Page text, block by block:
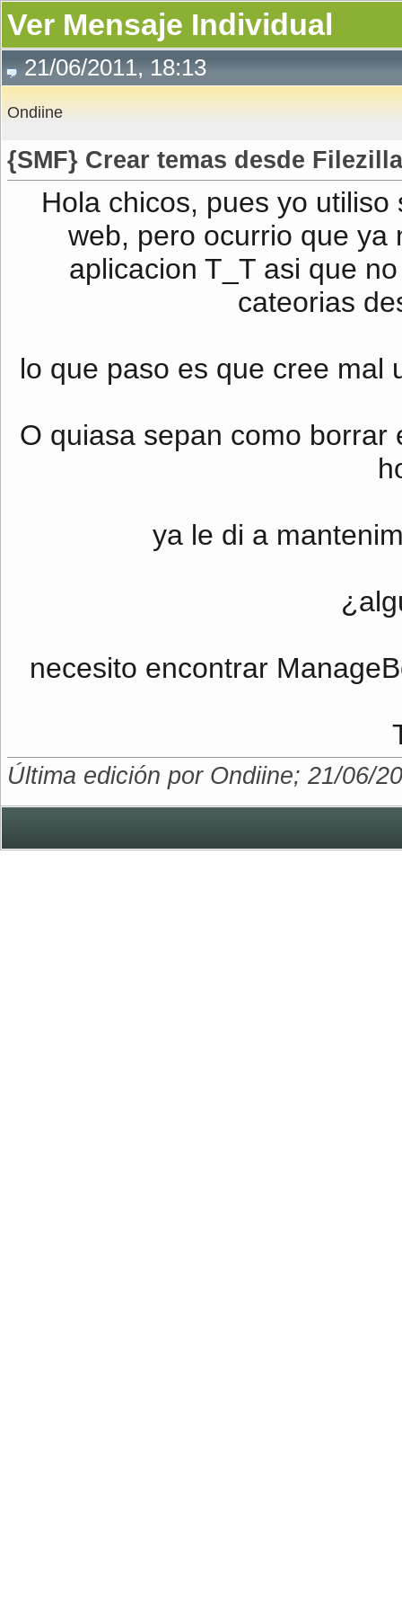
Ver Mensaje Individual
21/06/2011, 18:13
Ondiine
{SMF} Crear temas desde Filezilla
Hola chicos, pues yo
web, pero ocurrio que ya
aplicacion T_T asi que
cateorias
lo que paso es que cree mal
O quiasa sepan como
ya le di a
necesito encontrar
Última edición por Ondiine; 21/06/